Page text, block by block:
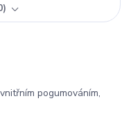
pogumováním,